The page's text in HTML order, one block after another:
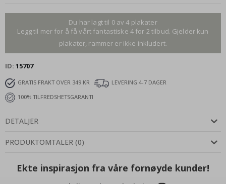
Du har lagt til 0 av 4 plakater
Legg til mer for å få vårt fantastiske 4 for 2 tilbud. Gjelder kun
plakater, rammer er ikke inkludert.
ID 15707
GRATIS FRAKT OVER 349 KR
LEVERING 4-7 DAGER
100% TILFREDSHETSGARANTI
DETALJER
PRODUKTOMTALER (0)
Ekte inspirasjon fra våre fornøyde kunder!